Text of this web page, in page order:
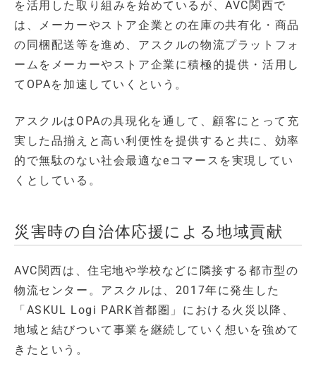
を活用した取り組みを始めているが、AVC関西で
は、メーカーやストア企業との在庫の共有化・商品
の同梱配送等を進め、アスクルの物流プラットフォ
ームをメーカーやストア企業に積極的提供・活用し
てOPAを加速していくという。
アスクルはOPAの具現化を通して、顧客にとって充
実した品揃えと高い利便性を提供すると共に、効率
的で無駄のない社会最適なeコマースを実現してい
くとしている。
災害時の自治体応援による地域貢献
AVC関西は、住宅地や学校などに隣接する都市型の
物流センター。アスクルは、2017年に発生した
「ASKUL Logi PARK首都圏」における火災以降、
地域と結びついて事業を継続していく想いを強めて
きたという。